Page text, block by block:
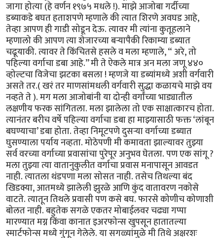
जागा होत्या (हे वर्णन १९७५ मधले !). माझे आजोबा गर्दीच्या
डब्याकडे बघत हताशपणे म्हणाले की त्यात शिरणे अवघड आहे,
तेव्हा आपण ही गाडी सोडून देऊ. त्यावर मी त्यांना कुतूहलाने
म्हणालो की आपण त्या शेजारच्या बऱ्यापैकी रिकाम्या डब्यात
चढूयाकी. त्यावर ते किंचितसे हसले व मला म्हणाले, “ अरे, तो
पहिल्या वर्गाचा डबा आहे.’’ मी ते ऐकले मात्र अन मला जणू ४४०
व्होल्टचा विजेचा झटका बसला ! म्हणजे या डब्यांमध्ये अशी वर्गवारी
असते तर.( खरं तर माणसांमधली वर्गवारी सुद्धा कळायचे माझे वय
नव्हते ते ). मग मला आजोबांनी या दोन्ही वर्गांच्या भाड्यातील
लक्षणीय फरक सांगितला. मला झालेला तो एक साक्षात्कारच होता.
त्यानंतर बरीच वर्षे पहिल्या वर्गाचा डबा हा माझ्यासाठी फक्त ‘लांबून
बघण्याचा’ डबा होता. तेव्हा निमूटपणे दुसऱ्या वर्गाच्या डब्यात
घुसण्याला पर्याय नव्हता. मोठेपणी मी कमावता झाल्यावर तुझ्या
सर्व वरच्या वर्गाच्या प्रवासांचा पुरेपूर अनुभव घेतला. पण एक सांगू ?
मला तुझ्या त्या वातानुकुलीत वर्गाचा प्रवास मनापासून आवडत
नाही. त्यातला थंडपणा मला सोसत नाही. तसेच तिथल्या बंद
खिडक्या, आतमध्ये झालेली झुरळे आणि कुंद वातावरण नकोसे
वाटते. त्यातून तिथले प्रवासी पण कसे बघ. फारसे कोणीच कोणाशी
बोलत नाही. बहुतेक सगळे एकतर मोबाईलवर चढ्या गप्पा
मारण्यात मग्न किंवा कानात इअरफोन्स खुपसून हातातल्या
स्मार्टफोन्स मध्ये गुंगून गेलेले. या सगळ्यांमुळे मी तिथे अक्षरशः